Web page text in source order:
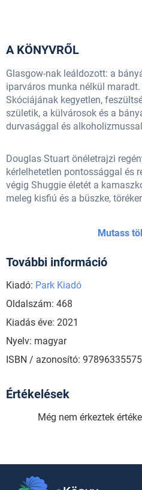
A KÖNYVRŐL
Glasgow-nak leáldozott: a
iparváros munka nélkül
Skóciájának kegyetlen,
születik, a külvárosok és a
durvasággal és
Douglas Stuart önéletrajzi
kérlelhetetlen pontossággal és
végig Shuggie életét a
meleg kisfiú és a büszke,
Mutass
További információ
Kiadó: Park Kiadó
Oldalszám: 468
Kiadás éve: 2021
Nyelv: magyar
ISBN / azonosító:
Értékelések
Még nem érkeztek